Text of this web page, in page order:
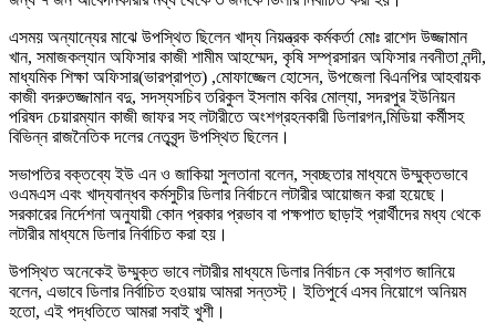
এসময় অন্যান্যের মাঝে উপস্থিত ছিলেন খাদ্য নিয়ন্ত্রক কর্মকর্তা মোঃ রাশেদ উজ্জামান
খান, সমাজকল্যান অফিসার কাজী শামীম আহম্মেদ, কৃষি সম্প্রসারন অফিসার নবনীতা নন্দী,
মাধ্যমিক শিক্ষা অফিসার(ভারপ্রাপ্ত) ,মোফাজ্জেল হোসেন, উপজেলা বিএনপির আহবায়ক
কাজী বদরুতজ্জামান বদু, সদস্যসচিব তরিকুল ইসলাম কবির মোল্যা, সদরপুর ইউনিয়ন
পরিষদ চেয়ারম্যান কাজী জাফর সহ লটারীতে অংশগ্রহনকারী ডিলারগন,মিডিয়া কর্মীসহ
বিভিন্ন রাজনৈতিক দলের নেতৃবৃন্দ উপস্থিত ছিলেন।
সভাপতির বক্তব্যে ইউ এন ও জাকিয়া সুলতানা বলেন, স্বচ্ছতার মাধ্যমে উম্মুক্তভাবে
ওএমএস এবং খাদ্যবান্ধব কর্মসুচীর ডিলার নির্বাচনে লটারীর আয়োজন করা হয়েছে।
সরকারের নির্দেশনা অনুযায়ী কোন প্রকার প্রভাব বা পক্ষপাত ছাড়াই প্রার্থীদের মধ্য থেকে
লটারীর মাধ্যমে ডিলার নির্বাচিত করা হয়।
উপস্থিত অনেকেই উম্মুক্ত ভাবে লটারীর মাধ্যমে ডিলার নির্বাচন কে স্বাগত জানিয়ে
বলেন, এভাবে ডিলার নির্বাচিত হওয়ায় আমরা সন্তস্ট্। ইতিপুর্বে এসব নিয়োগে অনিয়ম
হতো, এই পদ্ধতিতে আমরা সবাই খুশী।